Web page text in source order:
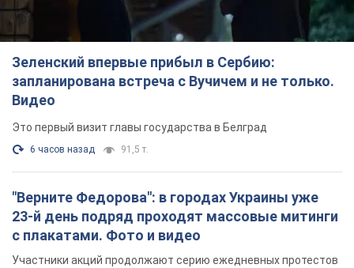
Зеленский впервые прибыл в Сербию:
запланирована встреча с Вучичем и не только.
Видео
Это первый визит главы государства в Белград
6 часов назад 91,5 т.
"Верните Федорова": в городах Украины уже
23-й день подряд проходят массовые митинги
с плакатами. Фото и видео
Участники акций продолжают серию ежедневных протестов